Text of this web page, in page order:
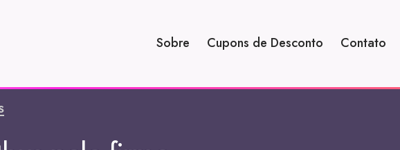
Sobre Cupons de Desconto Contato